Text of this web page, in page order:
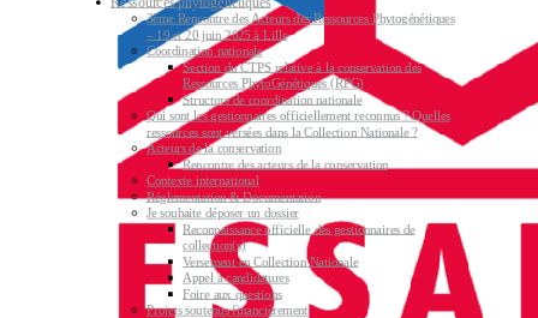
3ème Rencontre des Acteurs des Ressources Phytogénétiques
– 19 et 20 juin 2025 à Lille
Coordination nationale
Section du CTPS relative à la conservation des
Ressources PhytoGénétiques (RPG)
Structure de coordination nationale
Qui sont les gestionnaires officiellement reconnus ? Quelles
ressources sont versées dans la Collection Nationale ?
Acteurs de la conservation
Rencontre des acteurs de la conservation
Contexte international
Réglementation & Documentation
Je souhaite déposer un dossier
Reconnaissance officielle des gestionnaires de
collection(s)
Versement en Collection Nationale
Appel à candidatures
Foire aux questions
Projets soutenus financièrement